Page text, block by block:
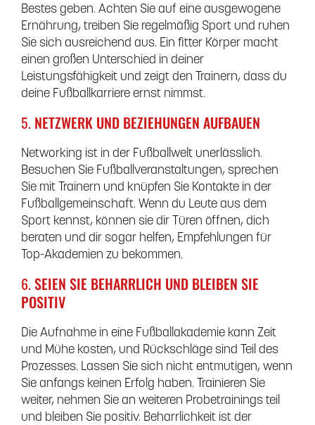
Bestes geben. Achten Sie auf eine ausgewogene
Ernährung, treiben Sie regelmäßig Sport und ruhen
Sie sich ausreichend aus. Ein fitter Körper macht
einen großen Unterschied in deiner
Leistungsfähigkeit und zeigt den Trainern, dass du
deine Fußballkarriere ernst nimmst.
5. NETZWERK UND BEZIEHUNGEN AUFBAUEN
Networking ist in der Fußballwelt unerlässlich.
Besuchen Sie Fußballveranstaltungen, sprechen
Sie mit Trainern und knüpfen Sie Kontakte in der
Fußballgemeinschaft. Wenn du Leute aus dem
Sport kennst, können sie dir Türen öffnen, dich
beraten und dir sogar helfen, Empfehlungen für
Top-Akademien zu bekommen.
6.SEIEN SIE BEHARRLICH UND BLEIBEN SIE
POSITIV
Die Aufnahme in eine Fußballakademie kann Zeit
und Mühe kosten, und Rückschläge sind Teil des
Prozesses. Lassen Sie sich nicht entmutigen, wenn
Sie anfangs keinen Erfolg haben. Trainieren Sie
weiter, nehmen Sie an weiteren Probetrainings teil
und bleiben Sie positiv. Beharrlichkeit ist der